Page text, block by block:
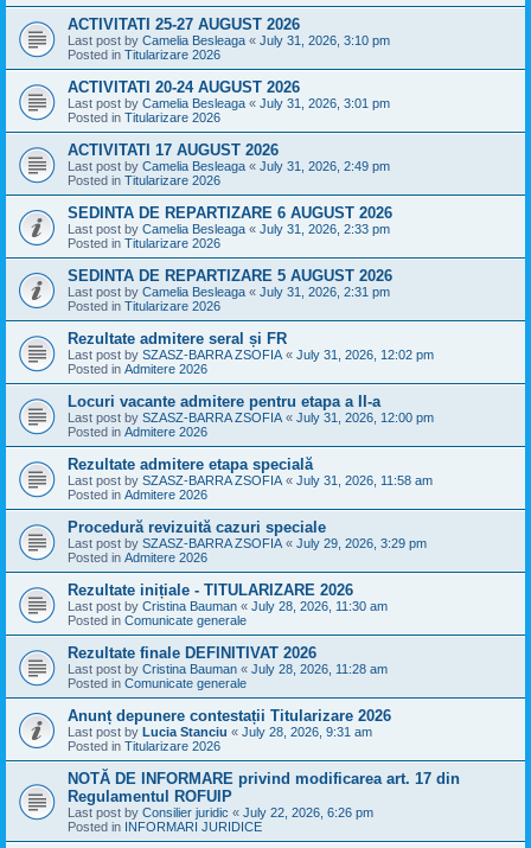
ACTIVITATI 25-27 AUGUST 2026
Last post by Camelia Besleaga « July 31, 2026, 3:10 pm
Posted in Titularizare 2026
ACTIVITATI 20-24 AUGUST 2026
Last post by Camelia Besleaga « July 31, 2026, 3:01 pm
Posted in Titularizare 2026
ACTIVITATI 17 AUGUST 2026
Last post by Camelia Besleaga « July 31, 2026, 2:49 pm
Posted in Titularizare 2026
SEDINTA DE REPARTIZARE 6 AUGUST 2026
Last post by Camelia Besleaga « July 31, 2026, 2:33 pm
Posted in Titularizare 2026
SEDINTA DE REPARTIZARE 5 AUGUST 2026
Last post by Camelia Besleaga « July 31, 2026, 2:31 pm
Posted in Titularizare 2026
Rezultate admitere seral și FR
Last post by SZASZ-BARRA ZSOFIA « July 31, 2026, 12:02 pm
Posted in Admitere 2026
Locuri vacante admitere pentru etapa a II-a
Last post by SZASZ-BARRA ZSOFIA « July 31, 2026, 12:00 pm
Posted in Admitere 2026
Rezultate admitere etapa specială
Last post by SZASZ-BARRA ZSOFIA « July 31, 2026, 11:58 am
Posted in Admitere 2026
Procedură revizuită cazuri speciale
Last post by SZASZ-BARRA ZSOFIA « July 29, 2026, 3:29 pm
Posted in Admitere 2026
Rezultate inițiale - TITULARIZARE 2026
Last post by Cristina Bauman « July 28, 2026, 11:30 am
Posted in Comunicate generale
Rezultate finale DEFINITIVAT 2026
Last post by Cristina Bauman « July 28, 2026, 11:28 am
Posted in Comunicate generale
Anunț depunere contestații Titularizare 2026
Last post by Lucia Stanciu « July 28, 2026, 9:31 am
Posted in Titularizare 2026
NOTĂ DE INFORMARE privind modificarea art. 17 din
Regulamentul ROFUIP
Last post by Consilier juridic « July 22, 2026, 6:26 pm
Posted in INFORMARI JURIDICE